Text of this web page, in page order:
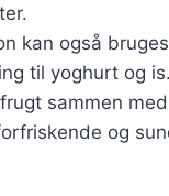
kan også
til yoghurt og
sammen
og